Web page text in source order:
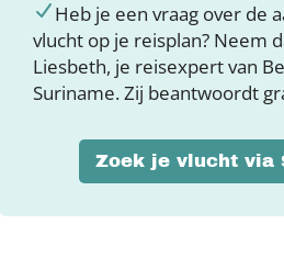
Heb je een vraag over de
vlucht op je reisplan? Neem
Liesbeth, je reisexpert van
Suriname. Zij beantwoordt
Zoek je vlucht via